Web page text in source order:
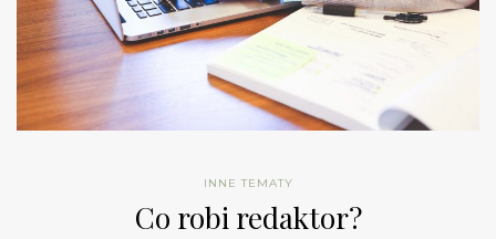
INNE TEMATY
Co robi redaktor?